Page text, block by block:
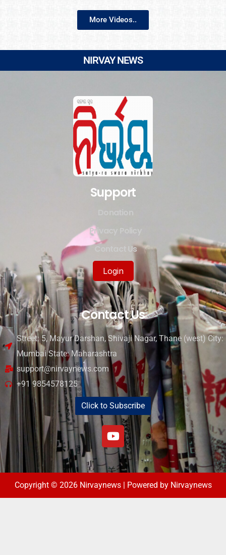
More Videos..
NIRVAY NEWS
Support
Privacy Policy
Contact Us
Login
Contact Us
Street: 5, Mayur Darshan, Shivaji Nagar, Thane (west) City:
Mumbai State: Maharashtra
support@nirvaynews.com
+91 9854578125
Click to Subscribe
Copyright © 2026 Nirvaynews | Powered by Nirvaynews